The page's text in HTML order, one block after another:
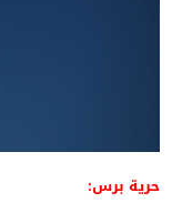
حرية برس: